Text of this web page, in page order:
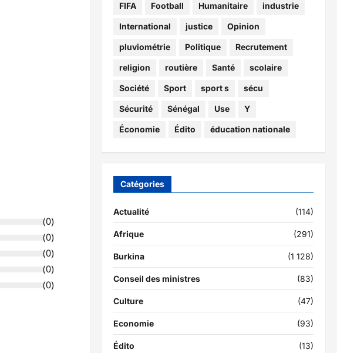
(0)
(0)
(0)
(0)
(0)
FIFA Football Humanitaire industrie
International justice Opinion
pluviométrie Politique Recrutement
religion routière Santé scolaire
Société Sport sport s sécu
Sécurité Sénégal Use Y
Économie Édito éducation nationale
Catégories
Actualité (114)
Afrique (291)
Burkina (1 128)
Conseil des ministres (83)
Culture (47)
Economie (93)
Édito (13)